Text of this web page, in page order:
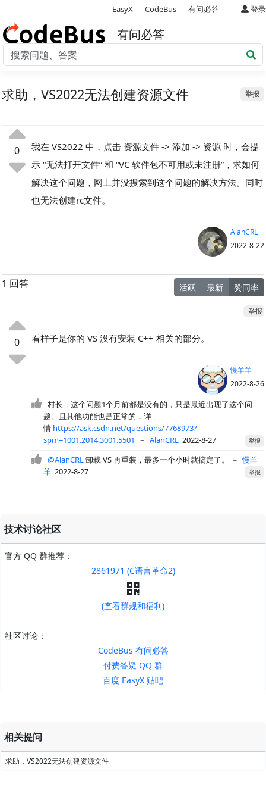
EasyX CodeBus 有问必答 登录
有问必答
举报
求助，VS2022无法创建资源文件
0
我在 VS2022 中，点击 资源文件 -> 添加 -> 资源 时，会提
示 “无法打开文件” 和 “VC 软件包不可用或未注册”，求如何
解决这个问题，网上并没搜索到这个问题的解决方法。同时
也无法创建rc文件。
AlanCRL
2022-8-22
1 回答 活跃 最新 赞同率
举报
0 看样子是你的 VS 没有安装 C++ 相关的部分。
慢羊羊
2022-8-26
村长，这个问题1个月前都是没有的，只是最近出现了这个问
题。且其他功能也是正常的，详
情 https://ask.csdn.net/questions/7768973?
spm=1001.2014.3001.5501
－ AlanCRL 2022-8-27 举报
@AlanCRL卸载 VS 再重装，最多一个小时就搞定了。 －慢羊
羊 2022-8-27 举报
技术讨论社区
官方 QQ 群推荐：
2861971 (C语言革命2)
(查看群规和福利)
社区讨论：
CodeBus 有问必答
付费答疑 QQ 群
百度 EasyX 贴吧
相关提问
求助，VS2022无法创建资源文件